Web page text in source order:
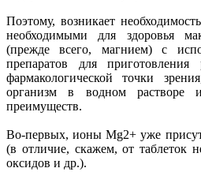
Поэтому, возникает
необходимыми для здоровья
(прежде всего, магнием) с
препаратов для
фармакологической точки
организм в водном растворе
преимуществ.
Во-первых, ионы Mg2+ уже
(в отличие, скажем, от таблеток
оксидов и др.).